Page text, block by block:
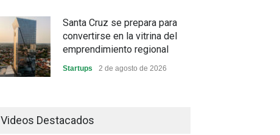
Santa Cruz se prepara para
convertirse en la vitrina del
emprendimiento regional
Startups 2 de agosto de 2026
industrial y el golpe puede
Videos Destacados